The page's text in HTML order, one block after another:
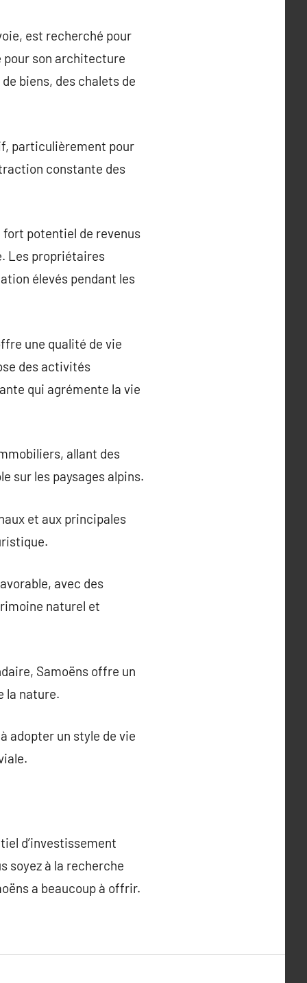
est recherché pour
pour son architecture
biens, des chalets de
particulièrement pour
constante des
potentiel de revenus
Les propriétaires
élevés pendant les
une qualité de vie
des activités
qui agrémente la vie
allant des
sur les paysages alpins.
et aux principales
avec des
naturel et
Samoëns offre un
la nature.
adopter un style de vie
d’investissement
soyez à la recherche
a beaucoup à offrir.